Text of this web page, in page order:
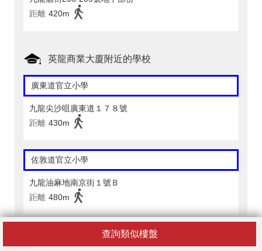
查詢類似樓盤
距離 420m
英龍商業大廈附近的學校
廣東道官立小學
九龍尖沙咀廣東道１７８號
距離 430m
佐敦道官立小學
九龍油麻地南京街１號Ｂ
距離 480m